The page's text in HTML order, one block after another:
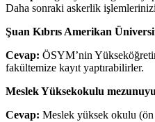
Daha sonraki askerlik
Şuan Kıbrıs Amerikan
Cevap: ÖSYM’nin
fakültemize kayıt yaptırabilirler.
Meslek Yüksekokulu
Cevap: Meslek yüksek okulu (ön